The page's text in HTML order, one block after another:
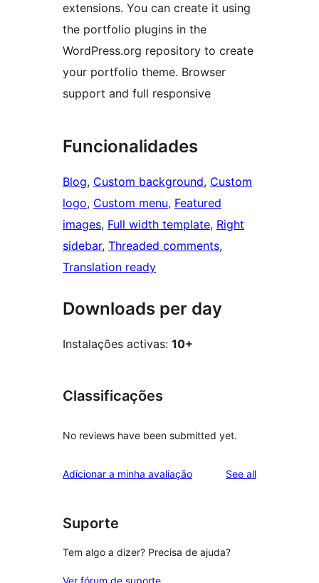
extensions. You can create it using
the portfolio plugins in the
WordPress.org repository to create
your portfolio theme. Browser
support and full responsive
Funcionalidades
Blog, Custom background, Custom
logo, Custom menu, Featured
images, Full width template, Right
sidebar, Threaded comments
Translation ready
Downloads per day
Instalações activas: 10+
Classificações
No reviews have been submitted yet.
Adicionar a minha avaliação See allreviews
Suporte
Tem algo a dizer? Precisa de ajuda?